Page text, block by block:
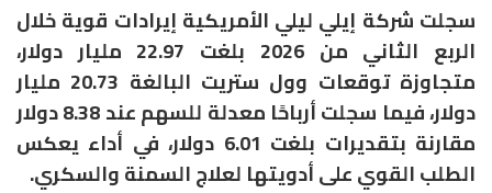
سجلت شركة إيلي ليلي الأمريكية إيرادات قوية خلال
الربع الثاني من 2026 بلغت 22.97 مليار دولار،
متجاوزة توقعات وول ستريت البالغة 20.73 مليار
دولار، فيما سجلت أرباحًا معدلة للسهم عند 8.38 دولار
مقارنة بتقديرات بلغت 6.01 دولار، في أداء يعكس
الطلب القوي على أدويتها لعلاج السمنة والسكري.